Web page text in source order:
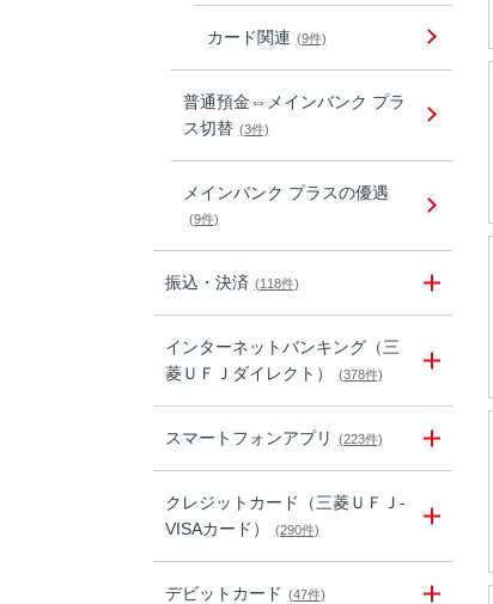
カード関連 (9件)
普通預金⇔メインバンク プラ
ス切替 (3件)
メインバンク プラスの優遇
(9件)
振込・決済 (118件)
インターネットバンキング（三
菱ＵＦＪダイレクト）
(378件)
スマートフォンアプリ (223件)
クレジットカード（三菱ＵＦＪ-
VISAカード）
(290件)
デビットカード (47件)